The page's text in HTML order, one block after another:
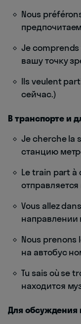
Nous
Je
вашу точку
Ils veulent
сейчас.)
В транспорте и
Je cherche la
станцию
Le train part à
отправляется
Vous allez
направлении
Nous prenons
на автобус
Tu sais où se
находится
Для обсуждения